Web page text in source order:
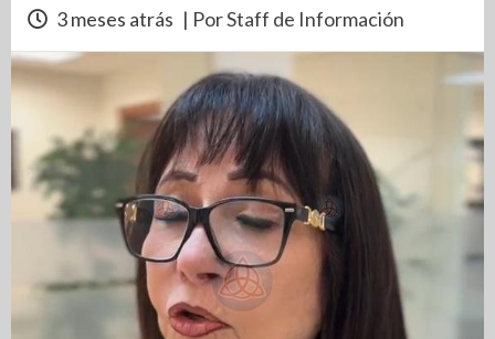
3 meses atrás | Por Staff de Información